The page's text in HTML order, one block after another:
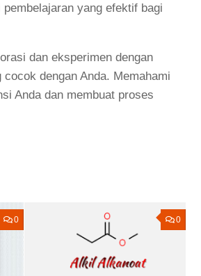
yang efektif bagi
dan eksperimen dengan
dengan Anda. Memahami
Anda dan membuat proses
0 0